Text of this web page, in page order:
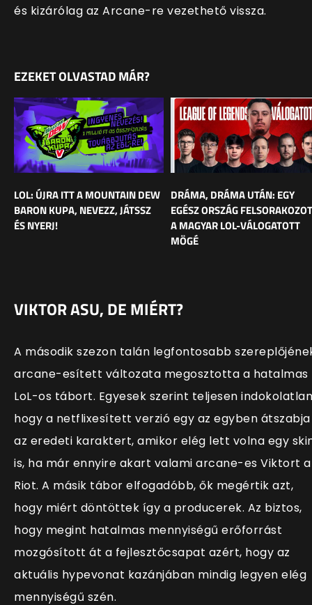
és kizárólag az Arcane-re vezethető vissza.
EZEKET OLVASTAD MÁR?
LOL: ÚJRA ITT A MOUNTAIN DEW
BARON KUPA, NEVEZZ, JÁTSSZ
ÉS NYERJ!
DRÁMA, DRÁMA UTÁN: EGY
EGÉSZ ORSZÁG
A MAGYAR LOL-VÁLOGATOTT
MÖGÉ
VIKTOR ASU, DE MIÉRT?
A második szezon talán legfontosabb
arcane-esített változata megosztotta a hatalmas
LoL-os tábort. Egyesek szerint teljesen
hogy a netflixesített verzió egy az egyben átszabja
az eredeti karaktert, amikor elég lett volna egy
is, ha már ennyire akart valami arcane-es Viktort a
Riot. A másik tábor elfogadóbb, ők megértik azt,
hogy miért döntöttek így a producerek. Az biztos,
hogy megint hatalmas mennyiségű erőforrást
mozgósított át a fejlesztőcsapat azért, hogy az
aktuális hypevonat kazánjában mindig legyen elég
mennyiségű szén.